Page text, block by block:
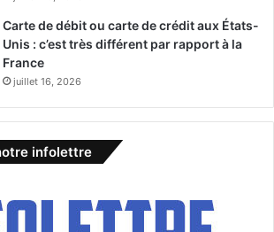
Carte de débit ou carte de crédit aux États-
Unis : c’est très différent par rapport à la
France
juillet 16, 2026
infolettre